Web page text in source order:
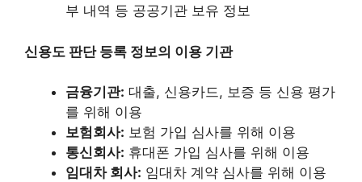
부 내역 등 공공기관 보유 정보
신용도 판단 등록 정보의 이용 기관
금융기관: 대출, 신용카드, 보증 등 신용 평가
를 위해 이용
보험회사: 보험 가입 심사를 위해 이용
통신회사: 휴대폰 가입 심사를 위해 이용
임대차 회사: 임대차 계약 심사를 위해 이용